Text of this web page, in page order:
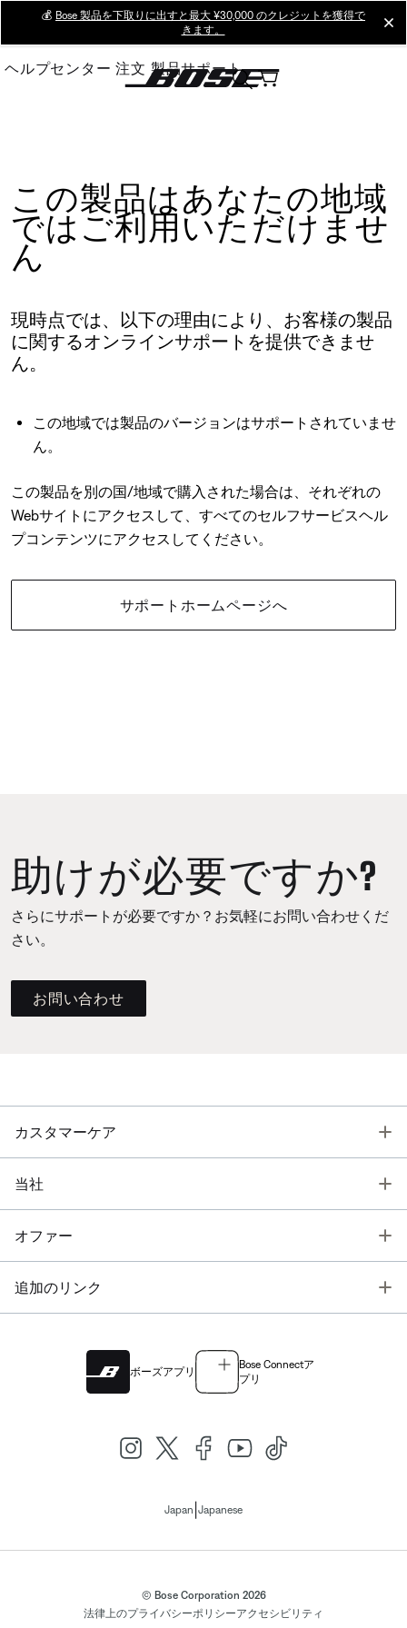
Main
💰 Bose 製品を下取りに出すと最大 ¥30,000 のクレジットを獲得で
きます。
ヘルプセンター 注文 製品サポート
この製品はあなたの地域
ではご利用いただけませ
ん
現時点では、以下の理由により、お客様の製品
に関するオンラインサポートを提供できませ
ん。
この地域では製品のバージョンはサポートされていませ
ん。
この製品を別の国/地域で購入された場合は、それぞれの
Webサイトにアクセスして、すべてのセルフサービスヘル
プコンテンツにアクセスしてください。
サポートホームページへ
助けが必要ですか?
さらにサポートが必要ですか？お気軽にお問い合わせくだ
さい。
お問い合わせ
カスタマーケア
当社
オファー
追加のリンク
ボーズアプリ
Bose Connectア
プリ
Japan Japanese
© Bose Corporation 2026
法律上のプライバシーポリシーアクセシビリティ